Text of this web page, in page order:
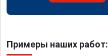
Примеры наших работ: